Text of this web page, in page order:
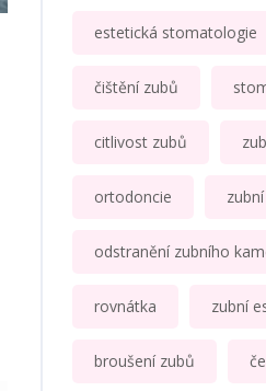
estetická stomatologie
čištění zubů
citlivost zubů
ortodoncie
odstranění zubního
rovnátka zubní
broušení zubů